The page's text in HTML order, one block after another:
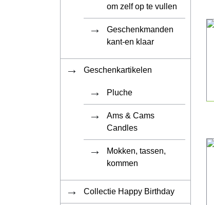
om zelf op te vullen
Geschenkmanden
kant-en klaar
Geschenkartikelen
Pluche
Ams & Cams
Candles
Mokken, tassen,
kommen
Collectie Happy Birthday